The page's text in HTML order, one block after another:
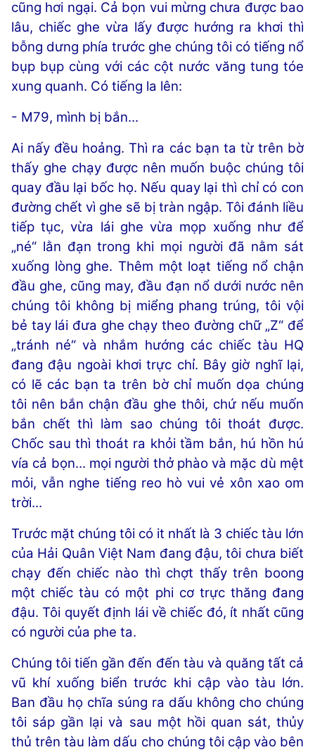
cũng hơi ngại. Cả bọn vui mừng chưa được bao
lâu, chiếc ghe vừa lấy được hướng ra khơi thì
bỗng dưng phía trước ghe chúng tôi có tiếng nổ
bụp bụp cùng với các cột nước văng tung tóe
xung quanh. Có tiếng la lên:
- M79, mình bị bắn...
Ai nấy đều hoảng. Thì ra các bạn ta từ trên bờ
thấy ghe chạy được nên muốn buộc chúng tôi
quay đầu lại bốc họ. Nếu quay lại thì chỉ có con
đường chết vì ghe sẽ bị tràn ngập. Tôi đánh liều
tiếp tục, vừa lái ghe vừa mọp xuống như để
„né“ lằn đạn trong khi mọi người đã nằm sát
xuống lòng ghe. Thêm một loạt tiếng nổ chận
đầu ghe, cũng may, đầu đạn nổ dưới nước nên
chúng tôi không bị miểng phang trúng, tôi vội
bẻ tay lái đưa ghe chạy theo đường chữ „Z“ để
„tránh né“ và nhắm hướng các chiếc tàu HQ
đang đậu ngoài khơi trực chỉ. Bây giờ nghĩ lại,
có lẽ các bạn ta trên bờ chỉ muốn dọa chúng
tôi nên bắn chận đầu ghe thôi, chứ nếu muốn
bắn chết thì làm sao chúng tôi thoát được.
Chốc sau thì thoát ra khỏi tầm bắn, hú hồn hú
vía cả bọn... mọi người thở phào và mặc dù mệt
mỏi, vẫn nghe tiếng reo hò vui vẻ xôn xao om
trời...
Trước mặt chúng tôi có it nhất là 3 chiếc tàu lớn
của Hải Quân Việt Nam đang đậu, tôi chưa biết
chạy đến chiếc nào thì chợt thấy trên boong
một chiếc tàu có một phi cơ trực thăng đang
đậu. Tôi quyết định lái về chiếc đó, ít nhất cũng
có người của phe ta.
Chúng tôi tiến gần đến đến tàu và quăng tất cả
vũ khí xuống biển trước khi cập vào tàu lớn.
Ban đầu họ chĩa súng ra dấu không cho chúng
tôi sáp gần lại và sau một hồi quan sát, thủy
thủ trên tàu làm dấu cho chúng tôi cập vào bên